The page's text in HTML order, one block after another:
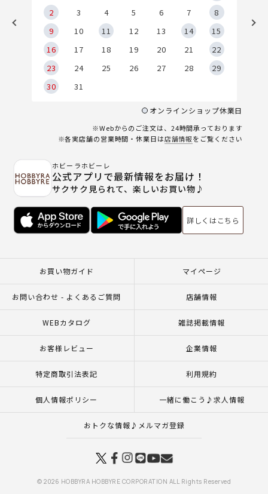
2
3 4 5 6 7
8
9
10 11 12 13 14
15
16
17 18 19 20 21
22
23
24 25 26 27 28
29
30
31
オンラインショップ休業日
※Webからのご注文は、24時間承っております
※各実店舗の営業時間・休業日は店舗情報をご覧ください
ホビーラホビーレ
公式アプリで最新情報をお届け！
サクサク見られて、楽しいお買い物♪
詳しくはこちら
お買い物ガイド マイページ
お問い合わせ - よくあるご質問 店舗情報
WEBカタログ 雑誌掲載情報
お客様レビュー 企業情報
特定商取引法表記 利用規約
個人情報ポリシー 一緒に働こう♪求人情報
おトクな情報♪メルマガ登録
© 2026 HOBBYRA HOBBYRE CORPORATION ALL Rights Reserved